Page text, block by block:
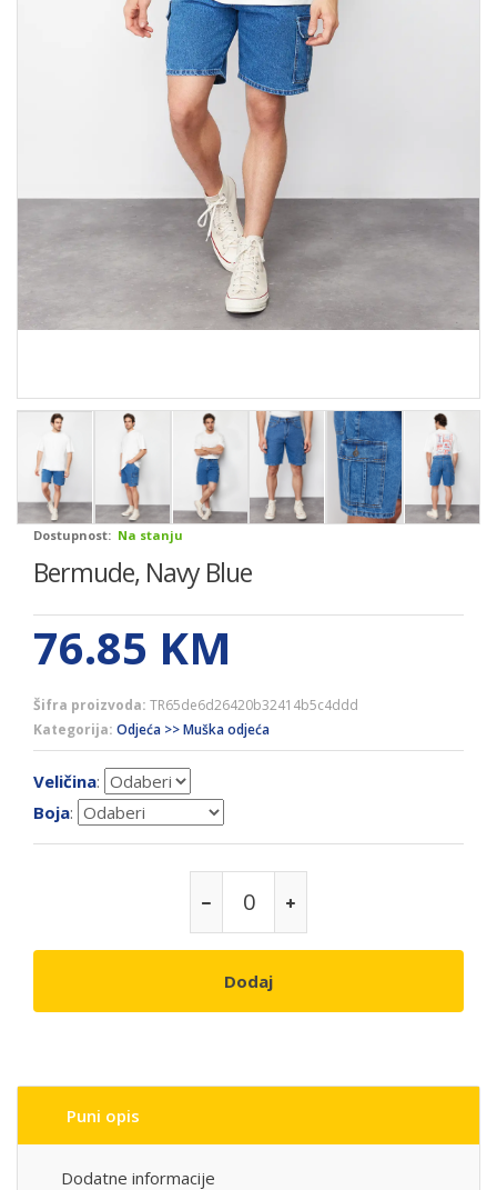
Dostupnost: Na stanju
Bermude, Navy Blue
76.85 KM
Šifra proizvoda: TR65de6d26420b32414b5c4ddd
Kategorija: Odjeća >> Muška odjeća
Veličina:
Boja:
Dodaj
Puni opis
Dodatne informacije